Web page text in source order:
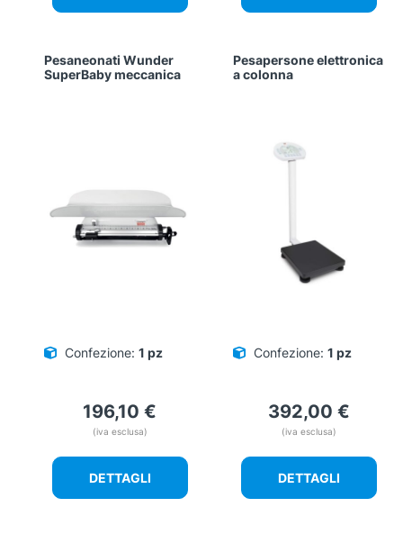
Pesaneonati Wunder
SuperBaby meccanica
Confezione: 1 pz
196,10 €
(iva esclusa)
DETTAGLI
Pesapersone elettronica
a colonna
Confezione: 1 pz
392,00 €
(iva esclusa)
DETTAGLI